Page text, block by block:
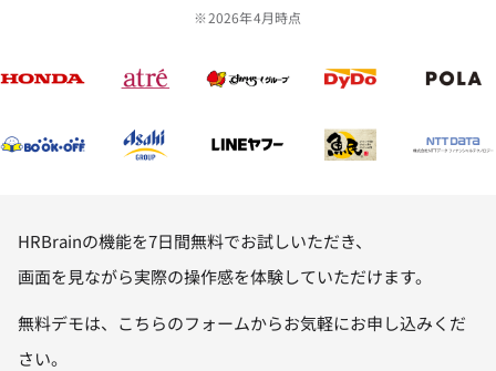
※2026年4月時点
HRBrainの機能を7日間無料でお試しいただき、
画面を見ながら実際の操作感を体験していただけます。
無料デモは、こちらのフォームからお気軽にお申し込みくだ
さい。